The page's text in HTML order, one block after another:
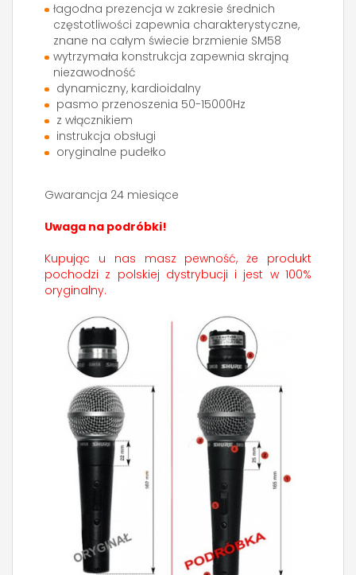
łagodna prezencja w zakresie średnich
częstotliwości zapewnia charakterystyczne,
znane na całym świecie brzmienie SM58
wytrzymała konstrukcja zapewnia skrajną
niezawodność
dynamiczny, kardioidalny
pasmo przenoszenia 50-15000Hz
z włącznikiem
instrukcja obsługi
oryginalne pudełko
Gwarancja 24 miesiące
Uwaga na podróbki!
Kupując u nas masz pewność, że produkt
pochodzi z polskiej dystrybucji i jest w 100%
oryginalny.